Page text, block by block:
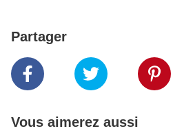
Partager
Vous aimerez aussi